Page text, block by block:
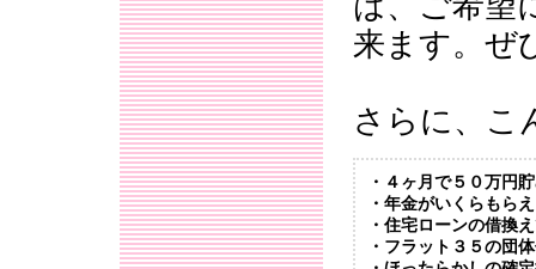
来ます。ぜ
さらに、こ
・４ヶ月で５０万円
・年金がいくらもら
・住宅ローンの借換
・フラット３５の団